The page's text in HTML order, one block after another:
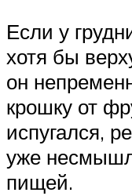
Если у
хотя бы
он
крошку от
испугался,
уже
пищей.